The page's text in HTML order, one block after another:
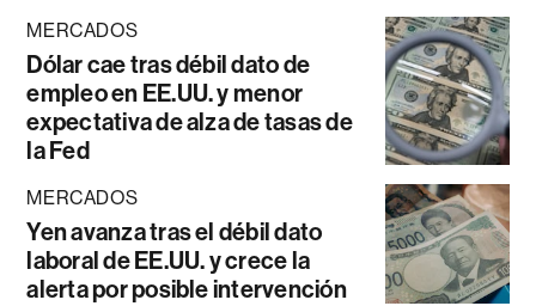
MERCADOS
Dólar cae tras débil dato de
empleo en EE.UU. y menor
expectativa de alza de tasas de
la Fed
MERCADOS
Yen avanza tras el débil dato
laboral de EE.UU. y crece la
alerta por posible intervención